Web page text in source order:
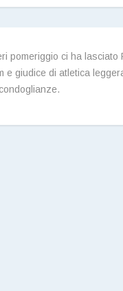
pomeriggio ci ha
e giudice di atletica